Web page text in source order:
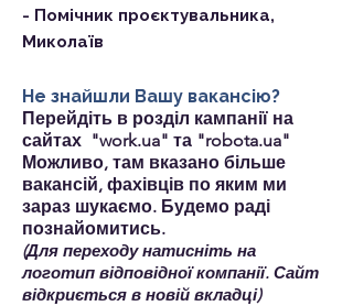
- Помічник проєктувальника,
Миколаїв
Не знайшли Вашу вакансію?
Перейдіть в розділ кампанії на
сайтах "work.ua" та "robota.ua"
Можливо, там вказано більше
вакансій, фахівців по яким ми
зараз шукаємо. Будемо раді
познайомитись.
(Для переходу натисніть на
логотип відповідної компанії. Сайт
відкриється в новій вкладці)